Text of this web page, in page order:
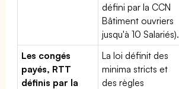
défini par la CCN
Bâtiment ouvriers
jusqu'à 10 Salariés).
Les congés
payés, RTT
définis par la
La loi définit des
minima stricts et
des règles